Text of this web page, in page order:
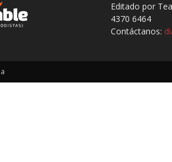
Editado por
4370 6464
Contáctanos: